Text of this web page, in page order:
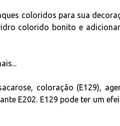
coloridos para sua
colorido bonito e
coloração (E129),
E202. E129 pode ter um